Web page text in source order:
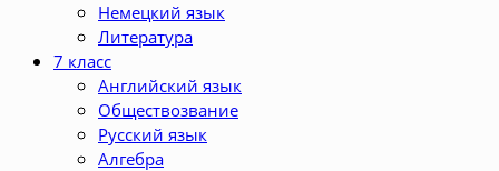
Немецкий язык
Литература
7 класс
Английский язык
Обществозвание
Русский язык
Алгебра